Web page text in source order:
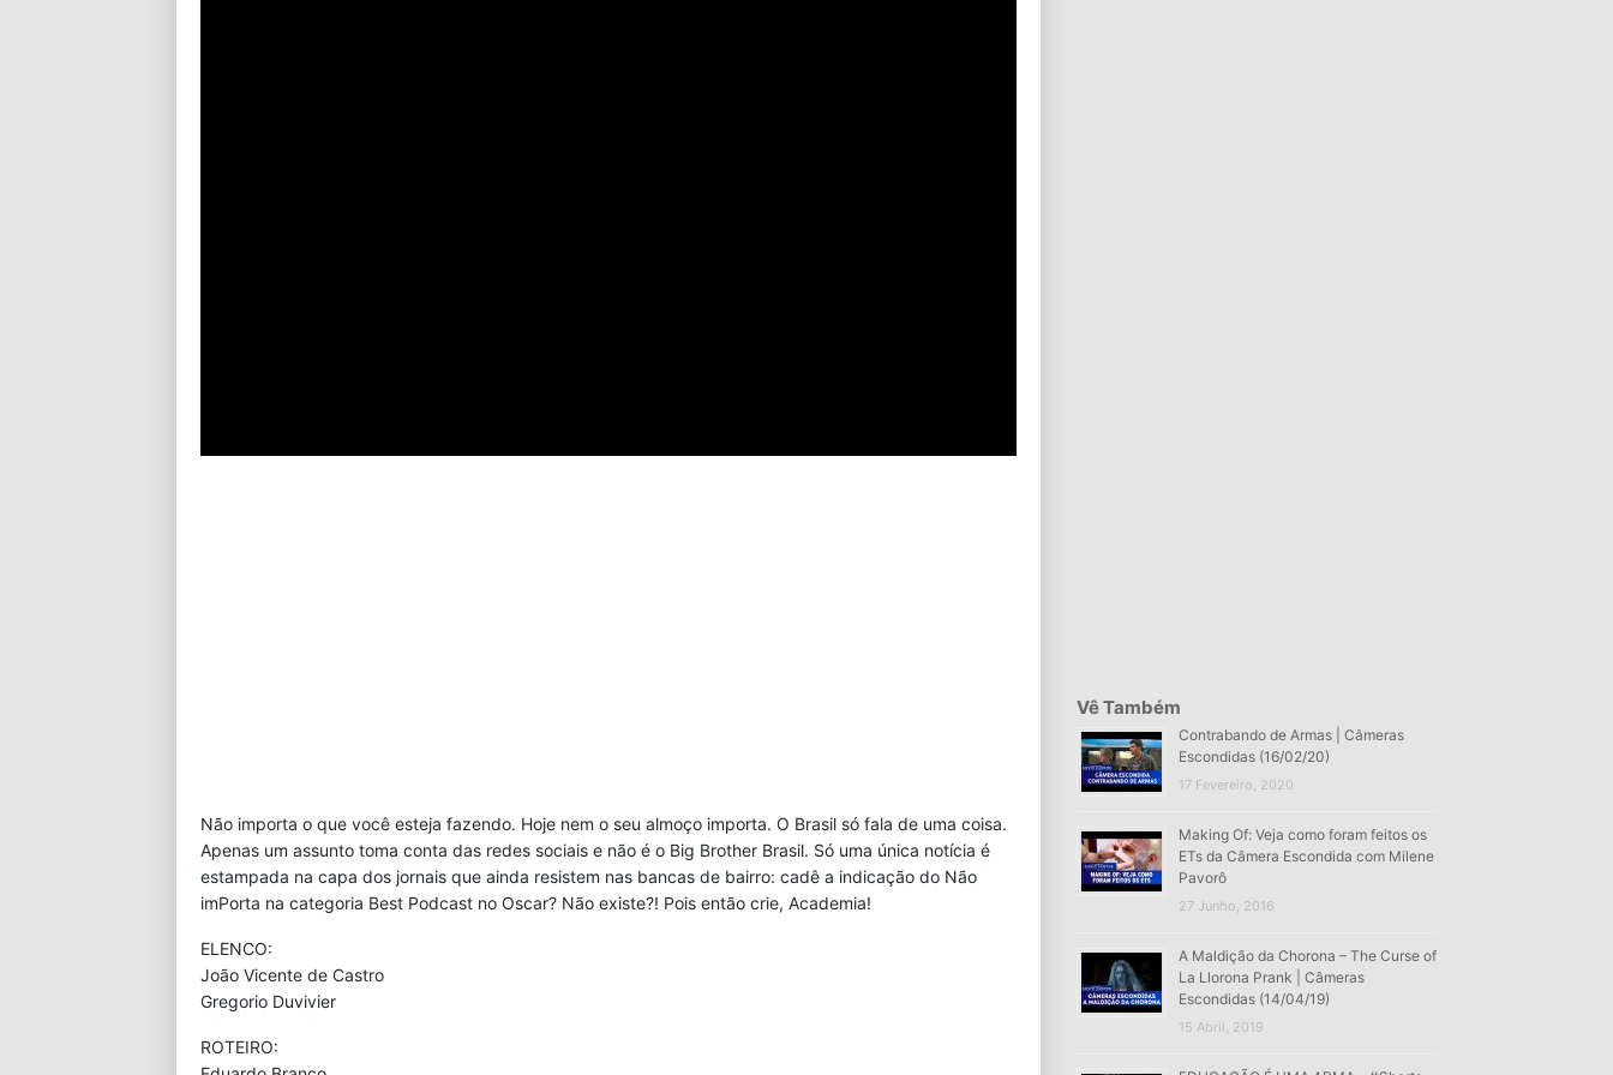
Não importa o que você esteja fazendo. Hoje nem o seu almoço importa. O Brasil só fala de uma coisa.
Apenas um assunto toma conta das redes sociais e não é o Big Brother Brasil. Só uma única notícia é
estampada na capa dos jornais que ainda resistem nas bancas de bairro: cadê a indicação do Não
imPorta na categoria Best Podcast no Oscar? Não existe?! Pois então crie, Academia!
ELENCO:
João Vicente de Castro
Gregorio Duvivier
ROTEIRO:
Vê Também
Contrabando de Armas | Câmeras
Escondidas (16/02/20)
17 Fevereiro, 2020
Making Of: Veja como foram feitos os
ETs da Câmera Escondida com Milene
Pavorô
27 Junho, 2016
A Maldição da Chorona – The Curse of
La Llorona Prank | Câmeras
Escondidas (14/04/19)
15 Abril, 2019